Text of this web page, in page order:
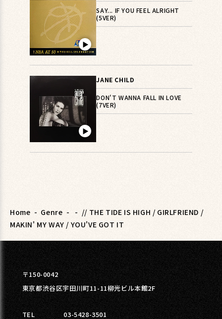
▶︎
SAY... IF YOU FEEL ALRIGHT
(5VER)
▶︎
JANE CHILD
DON'T WANNA FALL IN LOVE
(7VER)
Home - Genre - - // THE TIDE IS HIGH / GIRLFRIEND /
MAKIN' MY WAY / YOU'VE GOT IT
〒150-0042
東京都渋谷区宇田川町11-11柳光ビル本館2F
TEL 03-5428-3501